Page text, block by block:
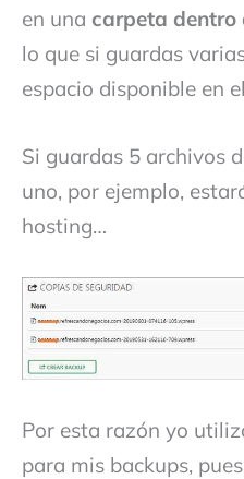
en una carpeta dentro
lo que si guardas
espacio disponible en
Si guardas 5 archivos
uno, por ejemplo,
hosting…
Por esta razón yo
para mis backups,